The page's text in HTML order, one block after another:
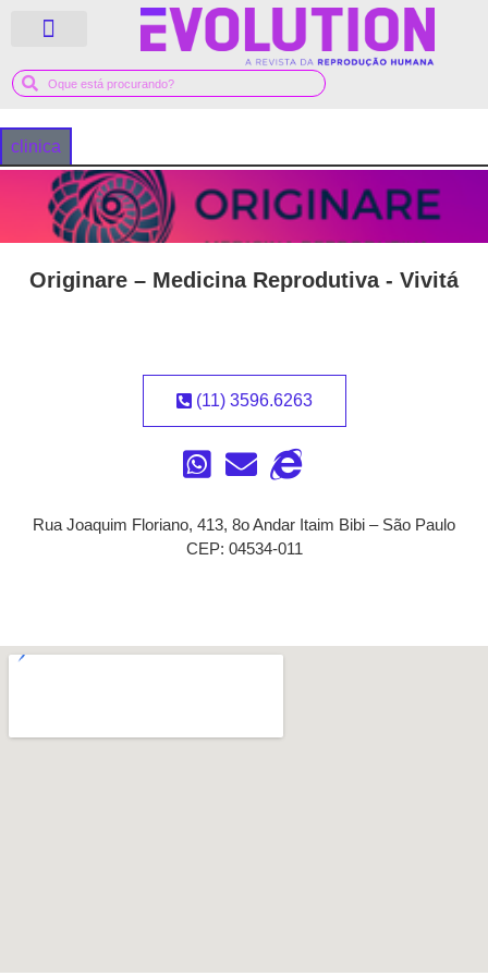
clinica
Originare – Medicina Reprodutiva - Vivitá
(11) 3596.6263
Rua Joaquim Floriano, 413, 8o Andar Itaim Bibi – São Paulo
CEP: 04534-011